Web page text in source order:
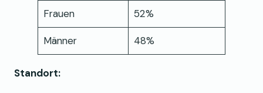
Frauen 52%
Männer 48%
Standort: